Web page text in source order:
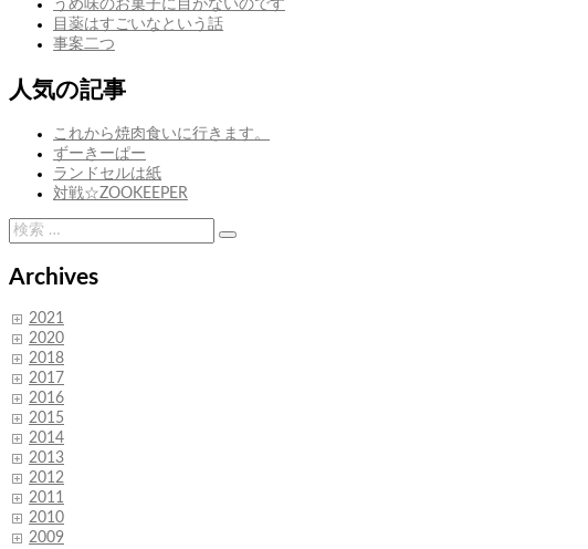
うめ味のお菓子に目がないのです
目薬はすごいなという話
事案二つ
人気の記事
これから焼肉食いに行きます。
ずーきーぱー
ランドセルは紙
対戦☆ZOOKEEPER
検
索:
Archives
2021
2020
2018
2017
2016
2015
2014
2013
2012
2011
2010
2009